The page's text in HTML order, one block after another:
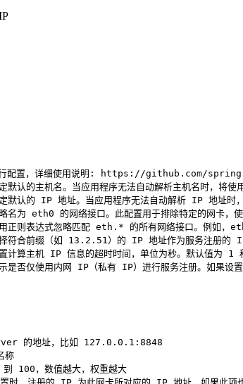
行配置，详细使用说明: https://
默认的主机名。当应用程序无法自动解析主机名时，将使
默认的 IP 地址。当应用程序无法自动解析 IP 地址时，
eth0 的网络接口。此配置用于排除特定的网卡，使其
达式忽略匹配 eth.* 的所有网络接口。例如，eth0
前缀（如 13.2.51）的 IP 地址作为服务注册的 IP
计算主机 IP 信息的超时时间，单位为秒。默认值为 1
是否仅使用内网 IP（私有 IP）进行服务注册。如果设
的地址，比如 127.0.0.1:8848
称
100，数值越大，权重越大